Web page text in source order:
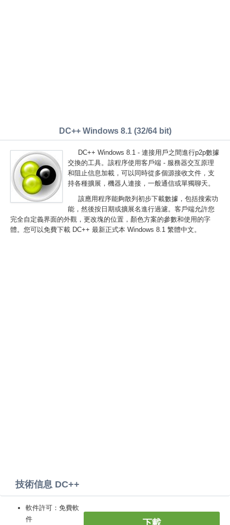
DC++ Windows 8.1 (32/64 bit)
DC++ Windows 8.1 - 連接用戶之間進行p2p數據
交換的工具。該程序使用客戶端 - 服務器交互原理
和阻止信息加載，可以同時從多個源接收文件，支
持各種擴展，機器人連接，一般通信或單獨聊天。
該應用程序能夠散列初步下載數據，包括搜索功
能，然後按日期或擴展名進行過濾。客戶端允許您
完全自定義界面的外觀，更改塊的位置，顏色方案的參數和使用的字
體。您可以免費下載 DC++ 最新正式本 Windows 8.1 繁體中文。
技術信息 DC++
下載
軟件許可：免費軟
件